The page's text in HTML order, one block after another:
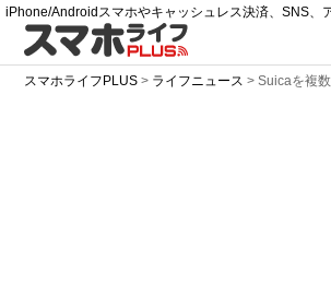
iPhone/Androidスマホやキャッシュレス決済、SNS、
スマホライフPLUS > ライフニュース >Suicaを複